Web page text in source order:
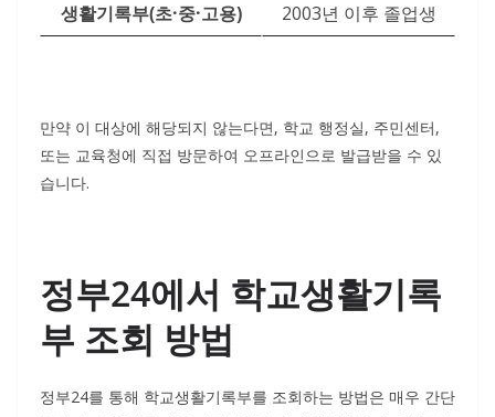
생활기록부(초·중·고용)
2003년 이후 졸업생
만약 이 대상에 해당되지 않는다면, 학교 행정실, 주민센터,
또는 교육청에 직접 방문하여 오프라인으로 발급받을 수 있
습니다.
정부24에서 학교생활기록
부 조회 방법
정부24를 통해 학교생활기록부를 조회하는 방법은 매우 간단